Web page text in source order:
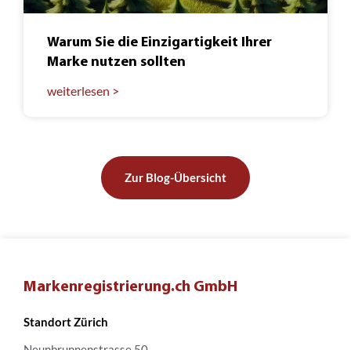
Warum Sie die Einzigartigkeit Ihrer
Marke nutzen sollten
weiterlesen >
Zur Blog-Übersicht
Markenregistrierung.ch GmbH
Standort Zürich